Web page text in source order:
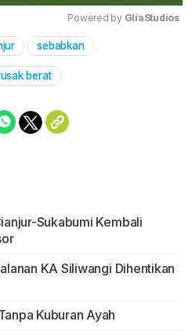
Powered by GliaStudios
sebabkan
berat
Sukabumi Kembali
KA Siliwangi Dihentikan
Kuburan Ayah